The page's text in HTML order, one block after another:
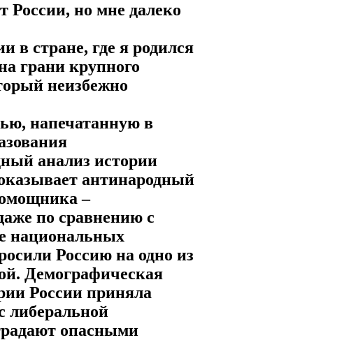
России, но мне далеко
в стране, где я родился
грани крупного
неизбежно
напечатанную в
анализ истории
антинародный
–
по сравнению с
национальных
Россию на одно из
Демографическая
России приняла
либеральной
опасными